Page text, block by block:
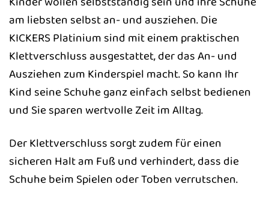
am liebsten selbst an- und ausziehen. Die
KICKERS Platinium sind mit einem praktischen
Klettverschluss ausgestattet, der das An- und
Ausziehen zum Kinderspiel macht. So kann Ihr
Kind seine Schuhe ganz einfach selbst bedienen
und Sie sparen wertvolle Zeit im Alltag.
Der Klettverschluss sorgt zudem für einen
sicheren Halt am Fuß und verhindert, dass die
Schuhe beim Spielen oder Toben verrutschen.